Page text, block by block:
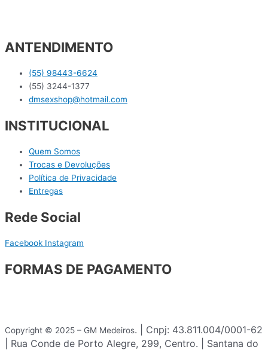
ANTENDIMENTO
(55) 98443-6624
(55) 3244-1377
dmsexshop@hotmail.com
INSTITUCIONAL
Quem Somos
Trocas e Devoluções
Política de Privacidade
Entregas
Rede Social
Facebook Instagram
FORMAS DE PAGAMENTO
Copyright © 2025 – GM Medeiros. | Cnpj: 43.811.004/0001-62
| Rua Conde de Porto Alegre, 299, Centro. | Santana do